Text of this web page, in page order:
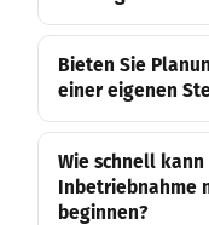
Bieten Sie
einer eigenen
Wie schnell kann
Inbetriebnahme
beginnen?